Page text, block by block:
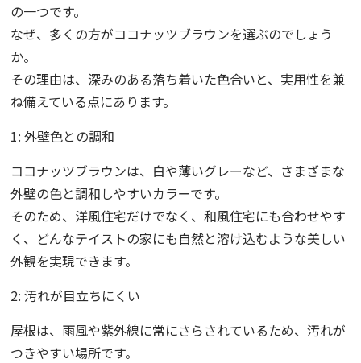
の一つです。
なぜ、多くの方がココナッツブラウンを選ぶのでしょう
か。
その理由は、深みのある落ち着いた色合いと、実用性を兼
ね備えている点にあります。
1: 外壁色との調和
ココナッツブラウンは、白や薄いグレーなど、さまざまな
外壁の色と調和しやすいカラーです。
そのため、洋風住宅だけでなく、和風住宅にも合わせやす
く、どんなテイストの家にも自然と溶け込むような美しい
外観を実現できます。
2: 汚れが目立ちにくい
屋根は、雨風や紫外線に常にさらされているため、汚れが
つきやすい場所です。